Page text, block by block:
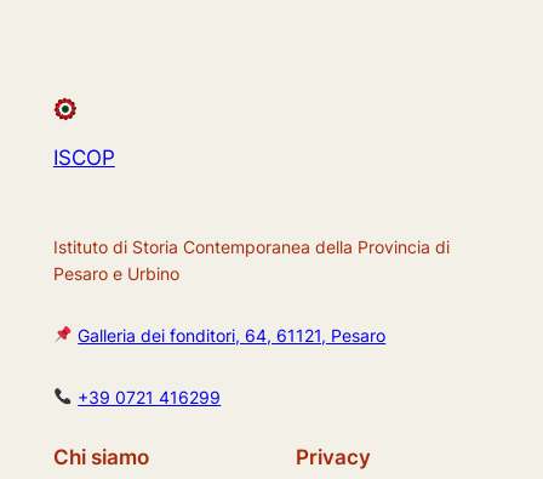
ISCOP
Istituto di Storia Contemporanea della Provincia di
Pesaro e Urbino
Galleria dei fonditori, 64, 61121, Pesaro
+39 0721 416299
Chi siamo Privacy